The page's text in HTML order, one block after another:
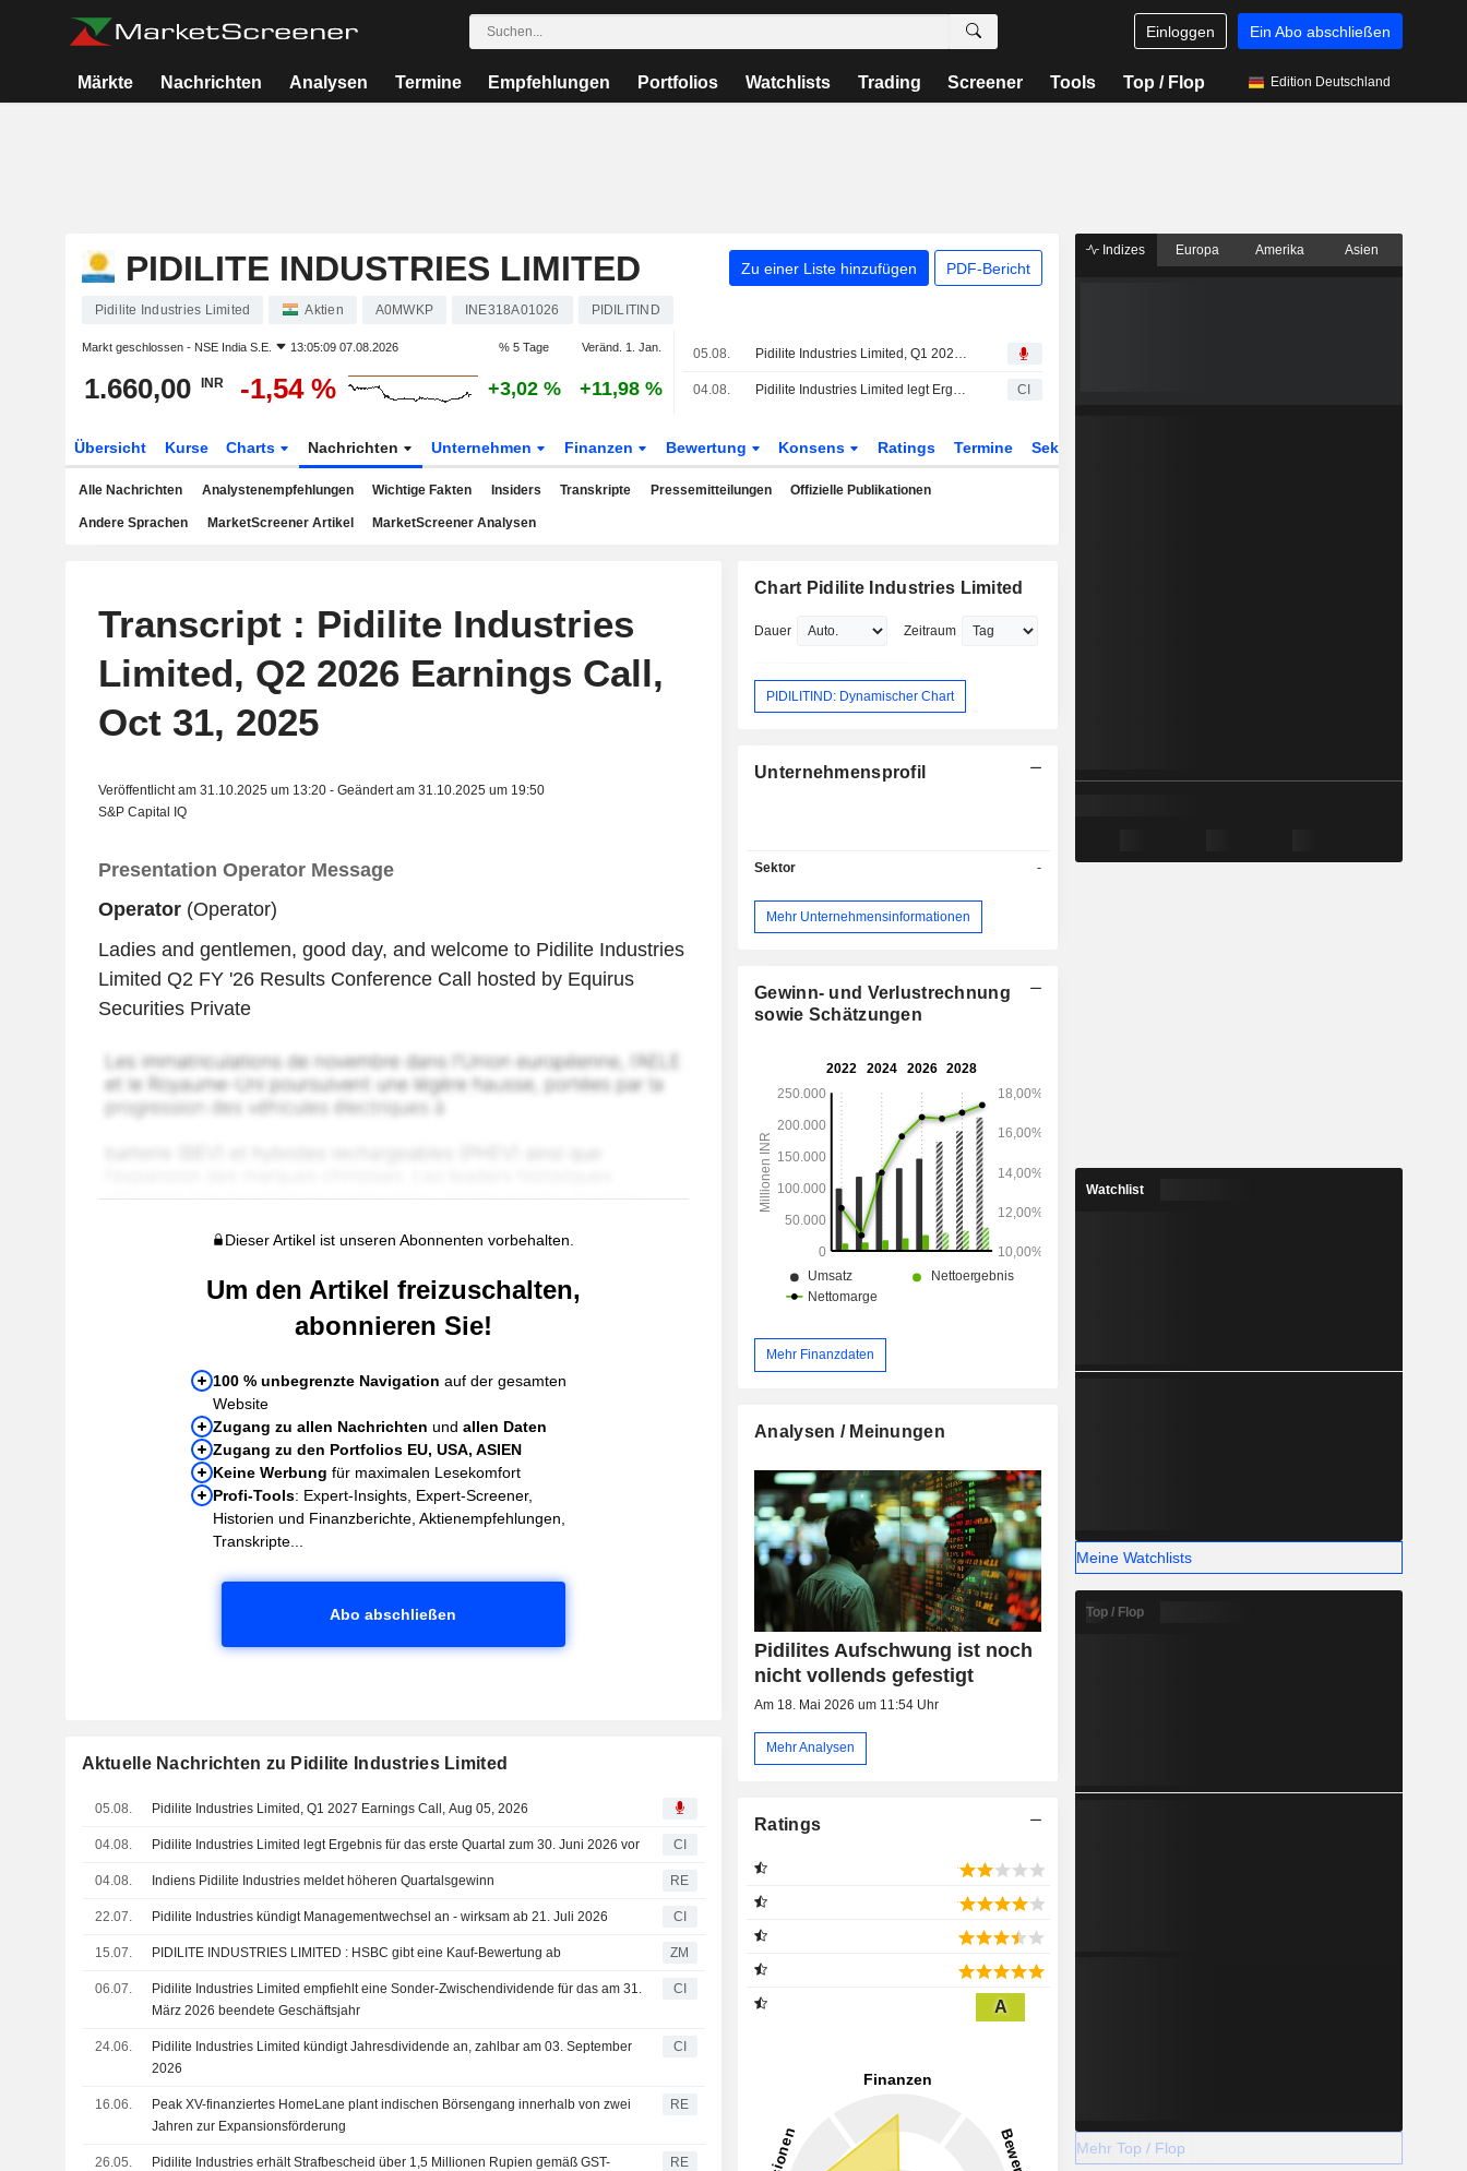
Einloggen Ein Abo abschließen
Märkte Nachrichten Analysen Termine Empfehlungen Portfolios Watchlists Trading Screener Tools Top / Flop Edition Deutschland
PIDILITE INDUSTRIES LIMITED Zu einer Liste hinzufügen PDF-Bericht
Pidilite Industries Limited Aktien A0MWKP INE318A01026 PIDILITIND
Markt geschlossen - NSE India S.E. 13:05:09 07.08.2026 % 5 Tage Veränd. 1. Jan.
1.660,00 INR -1,54 % +3,02 % +11,98 %
05.08. Pidilite Industries Limited, Q1 2027 Earnings Call, Aug 05, 2026
04.08. Pidilite Industries Limited legt Ergebnis für das erste Quartal zum 30. Juni 2026 vor CI
Übersicht Kurse Charts Nachrichten Unternehmen Finanzen Bewertung Konsens Ratings Termine Sektor
Alle Nachrichten Analystenempfehlungen Wichtige Fakten Insiders Transkripte Pressemitteilungen Offizielle Publikationen
Andere Sprachen MarketScreener Artikel MarketScreener Analysen
Transcript : Pidilite Industries
Limited, Q2 2026 Earnings Call,
Oct 31, 2025
Veröffentlicht am 31.10.2025 um 13:20 - Geändert am 31.10.2025 um 19:50
S&P Capital IQ
Presentation Operator Message
Operator(Operator)
Ladies and gentlemen, good day, and welcome to Pidilite Industries
Limited Q2 FY '26 Results Conference Call hosted by Equirus
Securities Private
Dieser Artikel ist unseren Abonnenten vorbehalten.
Um den Artikel freizuschalten,
abonnieren Sie!
100 % unbegrenzte Navigation auf der gesamten
Website
Zugang zu allen Nachrichten undallen Daten
Zugang zu den Portfolios EU, USA, ASIEN
Keine Werbung für maximalen Lesekomfort
Profi-Tools: Expert-Insights, Expert-Screener,
Historien und Finanzberichte, Aktienempfehlungen,
Transkripte...
Abo abschließen
Aktuelle Nachrichten zu Pidilite Industries Limited
05.08. Pidilite Industries Limited, Q1 2027 Earnings Call, Aug 05, 2026
04.08. Pidilite Industries Limited legt Ergebnis für das erste Quartal zum 30. Juni 2026 vor CI
04.08. Indiens Pidilite Industries meldet höheren Quartalsgewinn RE
22.07. Pidilite Industries kündigt Managementwechsel an - wirksam ab 21. Juli 2026 CI
15.07. PIDILITE INDUSTRIES LIMITED : HSBC gibt eine Kauf-Bewertung ab ZM
06.07.
Pidilite Industries Limited empfiehlt eine Sonder-Zwischendividende für das am 31.
März 2026 beendete Geschäftsjahr
CI
24.06.
Pidilite Industries Limited kündigt Jahresdividende an, zahlbar am 03. September
2026
CI
16.06.
Peak XV-finanziertes HomeLane plant indischen Börsengang innerhalb von zwei
Jahren zur Expansionsförderung
RE
26.05.
Pidilite Industries erhält Strafbescheid über 1,5 Millionen Rupien gemäß GST-
RE
Chart Pidilite Industries Limited
Dauer Zeitraum
PIDILITIND: Dynamischer Chart
Unternehmensprofil
Sektor -
Mehr Unternehmensinformationen
Gewinn- und Verlustrechnung
sowie Schätzungen
Mehr Finanzdaten
Analysen / Meinungen
Pidilites Aufschwung ist noch
nicht vollends gefestigt
Am 18. Mai 2026 um 11:54 Uhr
Mehr Analysen
Ratings
A
Indizes Europa Amerika Asien
Watchlist
Meine Watchlists
Top / Flop
Mehr Top / Flop